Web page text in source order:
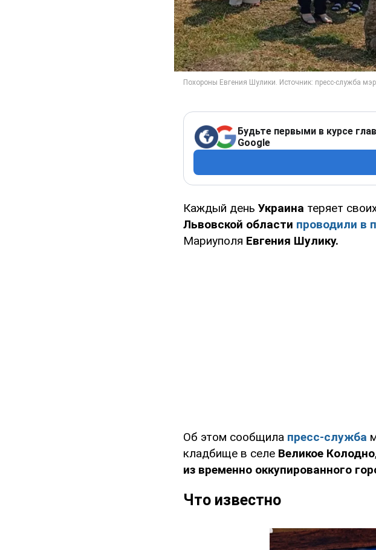
Будьте первыми в курсе
Google
Каждый день Украина теряет
Львовской области проводили в
Мариуполя Евгения Шулику.
Об этом сообщила пресс-служба
кладбище в селе Великое Колодно
из временно оккупированного
Что известно